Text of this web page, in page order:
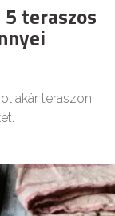
teraszos
akár teraszon